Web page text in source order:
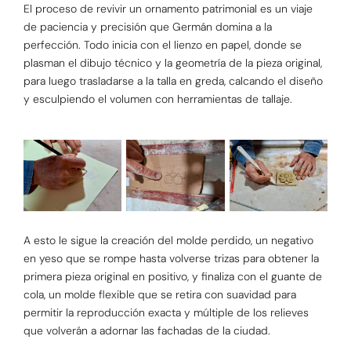
El proceso de revivir un ornamento patrimonial es un viaje
de paciencia y precisión que Germán domina a la
perfección. Todo inicia con el lienzo en papel, donde se
plasman el dibujo técnico y la geometría de la pieza original,
para luego trasladarse a la talla en greda, calcando el diseño
y esculpiendo el volumen con herramientas de tallaje.
A esto le sigue la creación del molde perdido, un negativo
en yeso que se rompe hasta volverse trizas para obtener la
primera pieza original en positivo, y finaliza con el guante de
cola, un molde flexible que se retira con suavidad para
permitir la reproducción exacta y múltiple de los relieves
que volverán a adornar las fachadas de la ciudad.